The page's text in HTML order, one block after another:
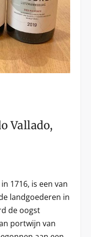
Vallado,
1716, is een van
landgoederen in
de oogst
portwijn van